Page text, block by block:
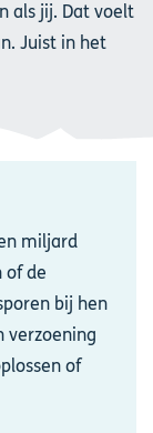
als jij. Dat voelt
Juist in het
miljard
of de
bij hen
verzoening
of